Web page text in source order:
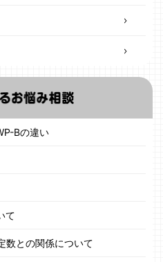
Bの違い
て
数との関係について